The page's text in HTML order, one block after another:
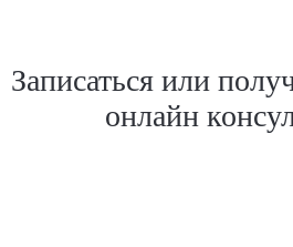
Записаться или
онлайн